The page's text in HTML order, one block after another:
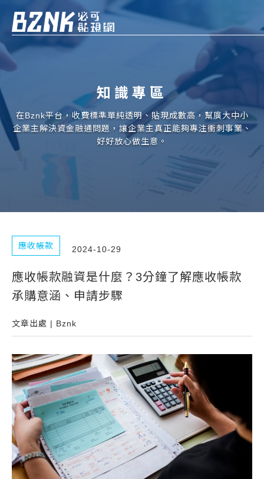
Bznk 必可貼現網
申貸
企業融資
房屋副擔保融資
常見問題
帳款轉讓
企業專案融資
平台操作
知識專區
平台介紹
註冊 登入
知識專區
在Bznk平台，收費標準單純透明、貼現成數高，幫廣大中小
企業主解決資金融通問題，讓企業主真正能夠專注衝刺事業、
好好放心做生意。
應收帳款 2024-10-29
應收帳款融資是什麼？3分鐘了解應收帳款
承購意涵、申請步驟
文章出處 | Bznk